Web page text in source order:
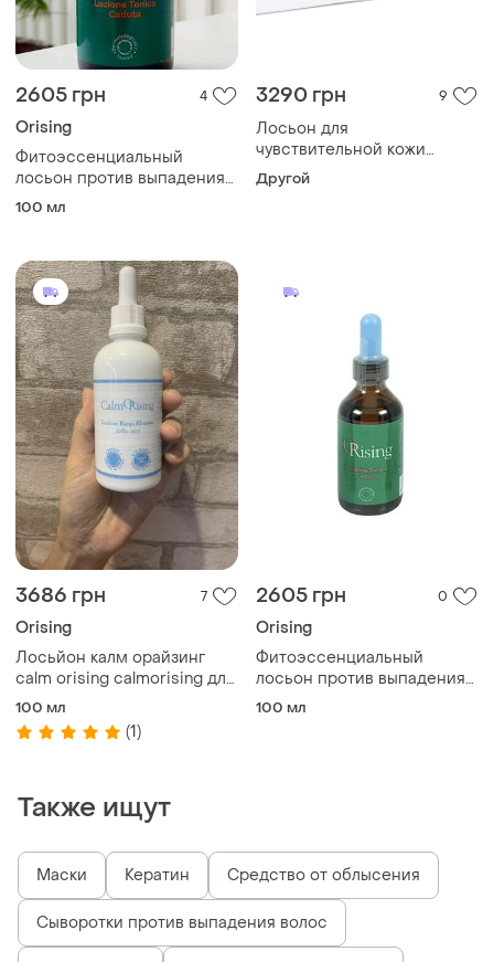
2605 грн 4
Orising
Фитоэссенциальный
лосьон против выпадения
волос orising lozione caduta
100 мл
3290 грн 9
Лосьон для
чувствительной кожи
кальморайзинг orising
lozione reiquilibrante calm
Другой
3686 грн 7
Orising
Лосьйон калм орайзинг
сalm orising calmorising для
чувствительной кожи
100 мл
(1)
2605 грн 0
Orising
Фитоэссенциальный
лосьон против выпадения
волос orising lozione caduta
100 мл
Также ищут
Маски Кератин Средство от облысения
Сыворотки против выпадения волос